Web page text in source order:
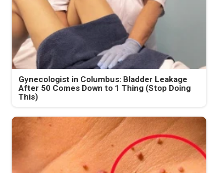
Gynecologist in Columbus: Bladder Leakage
After 50 Comes Down to 1 Thing (Stop Doing
This)